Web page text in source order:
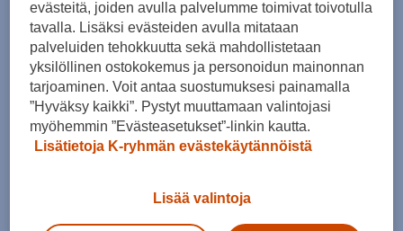
Koko
S M L XL
Kokotaulukko
evästeitä, joiden avulla palvelumme toimivat toivotulla
tavalla. Lisäksi evästeiden avulla mitataan
palveluiden tehokkuutta sekä mahdollistetaan
yksilöllinen ostokokemus ja personoidun mainonnan
tarjoaminen. Voit antaa suostumuksesi painamalla
”Hyväksy kaikki”. Pystyt muuttamaan valintojasi
myöhemmin ”Evästeasetukset”-linkin kautta.
Lisätietoja K-ryhmän evästekäytännöistä
Lisää valintoja